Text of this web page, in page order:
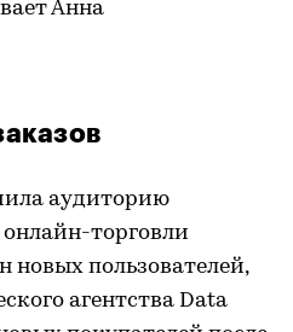
Анна
аудиторию
торговли
новых пользователей,
агентства Data